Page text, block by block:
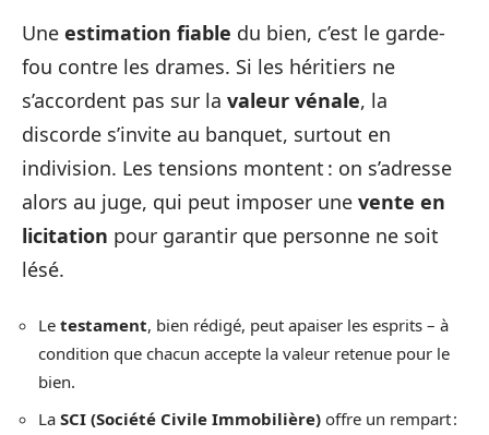
Une estimation fiable du bien, c’est le garde-
fou contre les drames. Si les héritiers ne
s’accordent pas sur la valeur vénale, la
discorde s’invite au banquet, surtout en
indivision. Les tensions montent : on s’adresse
alors au juge, qui peut imposer une vente en
licitation pour garantir que personne ne soit
lésé.
Le testament, bien rédigé, peut apaiser les esprits – à
condition que chacun accepte la valeur retenue pour le
bien.
La SCI (Société Civile Immobilière) offre un rempart :